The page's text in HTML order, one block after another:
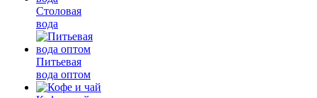
Столовая
вода
Питьевая
вода оптом